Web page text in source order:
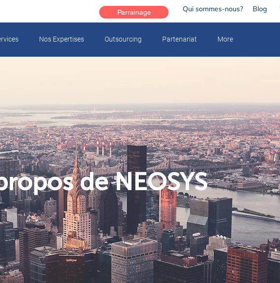
Parrainage Qui sommes-nous? Blog
Nos Expertises Outsourcing Partenariat More
de NEOSYS